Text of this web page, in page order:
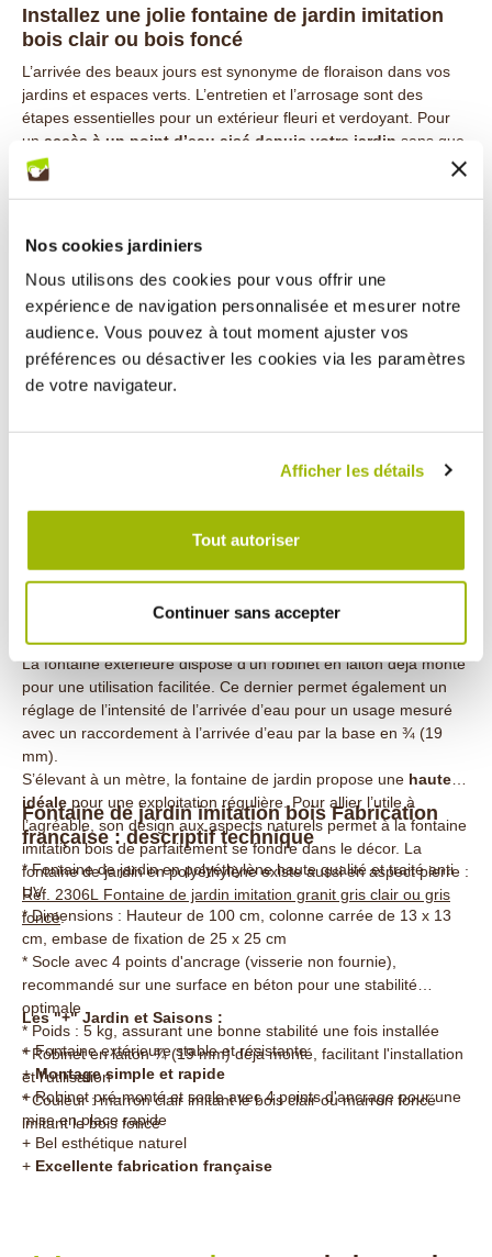
Nos cookies jardiniers
Nous utilisons des cookies pour vous offrir une
expérience de navigation personnalisée et mesurer notre
audience. Vous pouvez à tout moment ajuster vos
préférences ou désactiver les cookies via les paramètres
de votre navigateur.
Afficher les détails
Tout autoriser
Continuer sans accepter
Installez une jolie fontaine de jardin imitation
bois clair ou bois foncé
L’arrivée des beaux jours est synonyme de floraison dans vos
jardins et espaces verts. L’entretien et l’arrosage sont des
étapes essentielles pour un extérieur fleuri et verdoyant. Pour
un accès à un point d’eau aisé depuis votre jardin sans que
celui-ci ne fasse défaut au paysage, optez pour une
de jardin
d'eau esthétique et pratique dans votre jardin
La fontaine extérieure est l'élément idéal pourcréer un point
d'eau fonctionneltout en embellissant votre espace extérieur.
Son design sobre et naturel s'harmonise parfaitement avec
divers styles de jardins, qu'ils soient contemporains ou
traditionnels.
Cette borne fontaine imitation bois est composée d’éléments
pouvoir rester installée en extérieur toute l’année. Avec un
robinet en laiton 3/4'' et une structure en polyéthylène, cette
saisons. Elle associe les avantages esthétiques d’un bois clair
ou foncé avec la solidité et l’imperméabilité du plastique.
Une fontaine imitation bois, stable et résistante
De manière à vous garantir une stabilité sans faille de votre
fontaine de jardin, son socle de fixation compte 4 points
colonne carrée d’une largeur de 13 cm et un socle de 25 cm
x 25 cm, cette fontaine imitation bois résiste également aux
Une utilisation facile de cette fontaine de jardin
La fontaine extérieure dispose d’un robinet en laiton déjà monté
pour une utilisation facilitée. Ce dernier permet également un
réglage de l’intensité de l’arrivée d’eau pour un usage mesuré
avec un raccordement à l’arrivée d’eau par la base en ¾ (19
mm).
S’élevant à un mètre, la fontaine de jardin propose une hauteur
idéale pour une exploitation régulière. Pour allier l’utile à
l’agréable, son design aux aspects naturels permet à la fontaine
imitation bois de parfaitement se fondre dans le décor. La
fontaine de jardin en polyéthylène existe aussi en aspect pierre :
Réf. 2306L Fontaine de jardin imitation granit gris clair ou gris
foncé.
Fontaine de jardin imitation bois Fabrication
française : descriptif technique
* Fontaine de jardin en polyéthylène haute qualité et traité anti
UV
* Dimensions : Hauteur de 100 cm, colonne carrée de 13 x 13
cm, embase de fixation de 25 x 25 cm
* Socle avec 4 points d'ancrage (visserie non fournie),
recommandé sur une surface en béton pour une stabilité
optimale
* Poids : 5 kg, assurant une bonne stabilité une fois installée
* Robinet en laiton ¾ (19 mm) déjà monté, facilitant l'installation
et l'utilisation
* Couleur : marron clair imitant le bois clair ou marron foncé
imitant le bois foncé
Les "+" Jardin et Saisons :
+ Fontaine extérieure stable et résistante
+Montage simple et rapide
+ Robinet pré-monté et socle avec 4 points d'ancrage pour une
mise en place rapide
+ Bel esthétique naturel
+ Excellente fabrication française